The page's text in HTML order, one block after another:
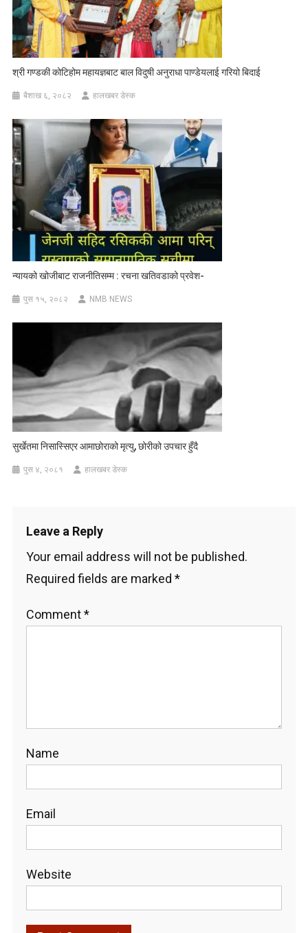
श्री गण्डकी कोटिहोम महायज्ञबाट बाल विदुषी अनुराधा पाण्डेयलाई गरियो बिदाई
बैशाख ६, २०८२ हालखबर डेस्क
न्यायको खोजीबाट राजनीतिसम्म : रचना खतिवडाको प्रवेश-
पुस १५, २०८२ NMB NEWS
सुर्खेतमा निसास्सिएर आमाछोराको मृत्यु, छोरीको उपचार हुँदै
पुस ४, २०८१ हालखबर डेस्क
Leave a Reply
Your email address will not be published.
Required fields are marked *
Comment*
Name
Email
Website